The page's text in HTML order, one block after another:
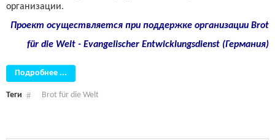
организации.
Проект осуществляется при поддержке организации Brot
für die Welt - Evangelischer Entwicklungsdienst (Германия)
Подробнее ...
Теги Brot für die Welt